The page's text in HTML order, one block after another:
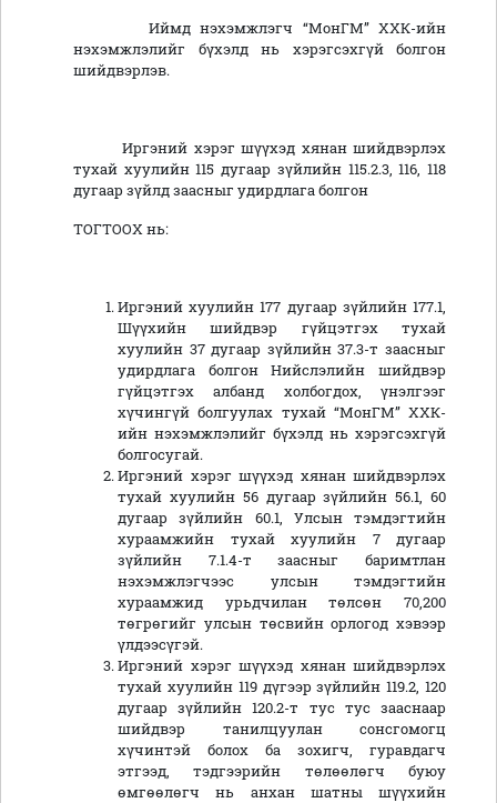
Иймд нэхэмжлэгч “МонГМ” ХХК-ийн
нэхэмжлэлийг бүхэлд нь хэрэгсэхгүй болгон
шийдвэрлэв.
Иргэний хэрэг шүүхэд хянан шийдвэрлэх
тухай хуулийн 115 дугаар зүйлийн 115.2.3, 116, 118
дугаар зүйлд заасныг удирдлага болгон
ТОГТООХ нь:
Иргэний хуулийн 177 дугаар зүйлийн 177.1,
Шүүхийн шийдвэр гүйцэтгэх тухай
хуулийн 37 дугаар зүйлийн 37.3-т заасныг
удирдлага болгон Нийслэлийн шийдвэр
гүйцэтгэх албанд холбогдох, үнэлгээг
хүчингүй болгуулах тухай “МонГМ” ХХК-
ийн нэхэмжлэлийг бүхэлд нь хэрэгсэхгүй
болгосугай.
Иргэний хэрэг шүүхэд хянан шийдвэрлэх
тухай хуулийн 56 дугаар зүйлийн 56.1, 60
дугаар зүйлийн 60.1, Улсын тэмдэгтийн
хураамжийн тухай хуулийн 7 дугаар
зүйлийн 7.1.4-т заасныг баримтлан
нэхэмжлэгчээс улсын тэмдэгтийн
хураамжид урьдчилан төлсөн 70,200
төгрөгийг улсын төсвийн орлогод хэвээр
үлдээсүгэй.
Иргэний хэрэг шүүхэд хянан шийдвэрлэх
тухай хуулийн 119 дүгээр зүйлийн 119.2, 120
дугаар зүйлийн 120.2-т тус тус зааснаар
шийдвэр танилцуулан сонсгомогц
хүчинтэй болох ба зохигч, гуравдагч
этгээд, тэдгээрийн төлөөлөгч буюу
өмгөөлөгч нь анхан шатны шүүхийн